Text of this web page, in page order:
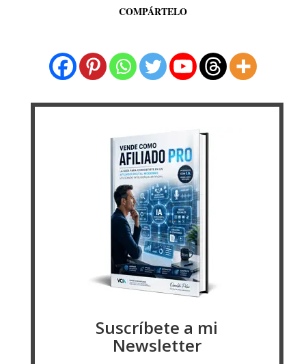
COMPÁRTELO
Suscríbete a mi
Newsletter